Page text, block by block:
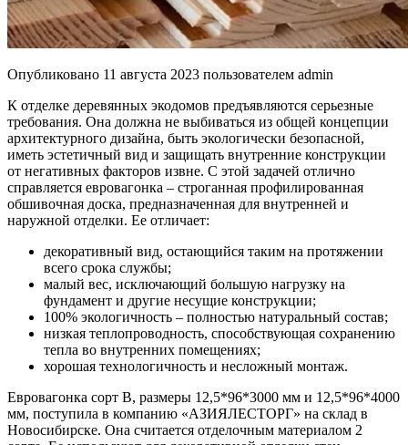
Опубликовано 11 августа 2023 пользователем admin
К отделке деревянных экодомов предъявляются серьезные
требования. Она должна не выбиваться из общей концепции
архитектурного дизайна, быть экологически безопасной,
иметь эстетичный вид и защищать внутренние конструкции
от негативных факторов извне. С этой задачей отлично
справляется евровагонка – строганная профилированная
обшивочная доска, предназначенная для внутренней и
наружной отделки. Ее отличает:
декоративный вид, остающийся таким на протяжении
всего срока службы;
малый вес, исключающий большую нагрузку на
фундамент и другие несущие конструкции;
100% экологичность – полностью натуральный состав;
низкая теплопроводность, способствующая сохранению
тепла во внутренних помещениях;
хорошая технологичность и несложный монтаж.
Евровагонка сорт В, размеры 12,5*96*3000 мм и 12,5*96*4000
мм, поступила в компанию «АЗИЯЛЕСТОРГ» на склад в
Новосибирске. Она считается отделочным материалом 2